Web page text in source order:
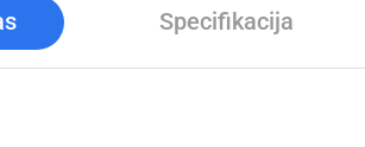
Specifikacija